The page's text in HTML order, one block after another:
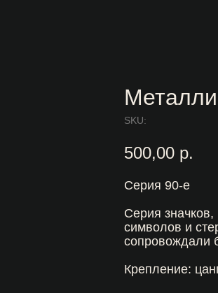
SKU:
500,00 р.
Серия 90-е
Cерия
символов и
сопровождали
Крепление: